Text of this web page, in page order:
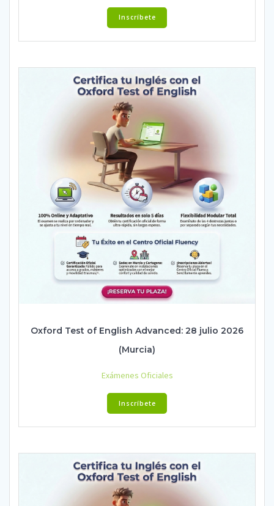
Inscríbete
Oxford Test of English Advanced: 28 julio 2026
(Murcia)
Exámenes Oficiales
Inscríbete